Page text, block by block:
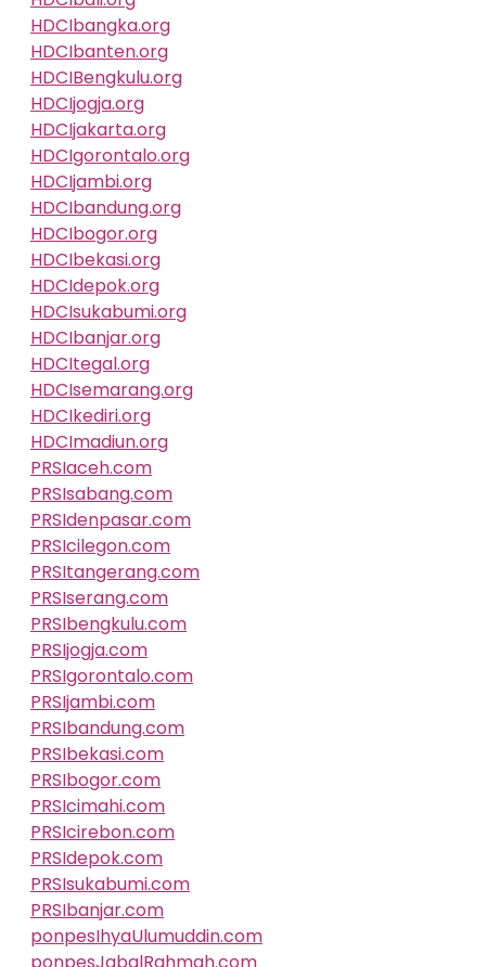
HDCIbangka.org
HDCIbanten.org
HDCIBengkulu.org
HDCIjogja.org
HDCIjakarta.org
HDCIgorontalo.org
HDCIjambi.org
HDCIbandung.org
HDCIbogor.org
HDCIbekasi.org
HDCIdepok.org
HDCIsukabumi.org
HDCIbanjar.org
HDCItegal.org
HDCIsemarang.org
HDCIkediri.org
HDCImadiun.org
PRSIaceh.com
PRSIsabang.com
PRSIdenpasar.com
PRSIcilegon.com
PRSItangerang.com
PRSIserang.com
PRSIbengkulu.com
PRSIjogja.com
PRSIgorontalo.com
PRSIjambi.com
PRSIbandung.com
PRSIbekasi.com
PRSIbogor.com
PRSIcimahi.com
PRSIcirebon.com
PRSIdepok.com
PRSIsukabumi.com
PRSIbanjar.com
ponpesIhyaUlumuddin.com